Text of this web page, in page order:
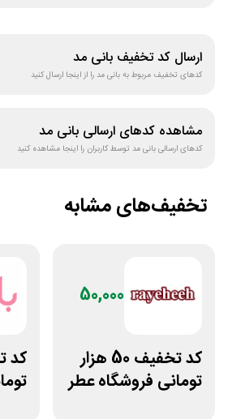
ارسال کد تخفیف بانی مد
کدهای تخفیف مربوط بهبانی مد را از اینجا ارسال کنید
مشاهده کدهای ارسالی بانی مد
کدهای ارسالیبانی مد توسط کاربران را اینجا مشاهده کنید
تخفیف‌های مشابه
50,000
کد تخفیف 50 هزار
تومانی فروشگاه عطر